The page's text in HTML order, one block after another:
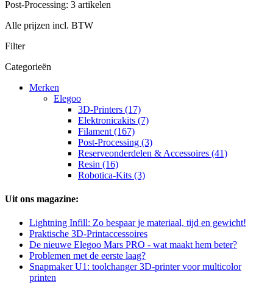
Post-Processing: 3 artikelen
Alle prijzen incl. BTW
Filter
Categorieën
Merken
Elegoo
3D-Printers (17)
Elektronicakits (7)
Filament (167)
Post-Processing (3)
Reserveonderdelen & Accessoires (41)
Resin (16)
Robotica-Kits (3)
Uit ons magazine:
Lightning Infill: Zo bespaar je materiaal, tijd en gewicht!
Praktische 3D-Printaccessoires
De nieuwe Elegoo Mars PRO - wat maakt hem beter?
Problemen met de eerste laag?
Snapmaker U1: toolchanger 3D-printer voor multicolor
printen